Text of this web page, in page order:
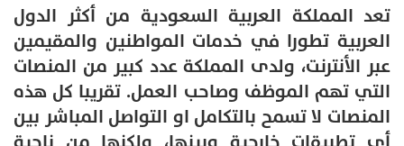
تعد المملكة العربية السعودية من أكثر الدول
العربية تطورا في خدمات المواطنين والمقيمين
عبر الأنترنت، ولدى المملكة عدد كبير من المنصات
التي تهم الموظف وصاحب العمل. تقريبا كل هذه
المنصات لا تسمح بالتكامل او التواصل المباشر بين